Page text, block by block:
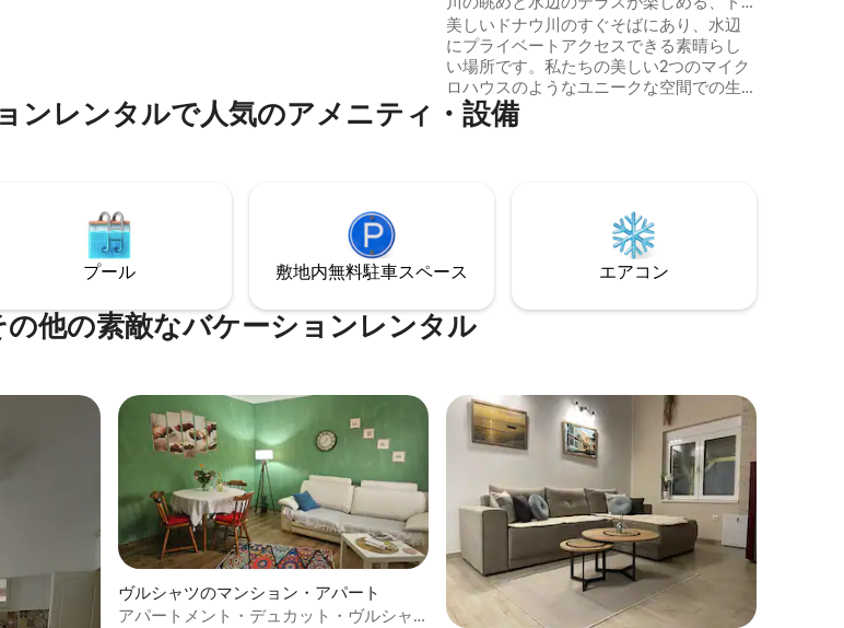
ナウ川のマイクロハウス
美しいドナウ川のすぐそばにあり、水辺
にプライベートアクセスできる素晴らし
い場所です。私たちの美しい2つのマイク
ロハウスのようなユニークな空間での生
活を体験し、周囲の自然の美しい景色を
楽しむのが好きな旅行者にとって完璧な
クに乗ったり、グリルをしたり、冷たい
飲み物とドナウ川の最高の景色を楽しむ
ンレンタルで人気のアメニティ・設備
プール 敷地内無料駐⁠車ス⁠ペ⁠ー⁠ス エアコン
他の素敵なバケーションレンタル
ヴルシャツのマンション・アパート
アパートメント・デュカット・ヴルシャ